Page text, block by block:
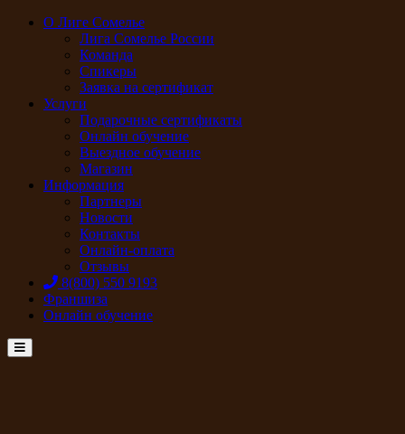
О Лиге Сомелье
Лига Сомелье России
Команда
Спикеры
Заявка на сертификат
Услуги
Подарочные сертификаты
Онлайн обучение
Выездное обучение
Магазин
Информация
Партнеры
Новости
Контакты
Онлайн-оплата
Отзывы
8(800) 550 9193
Франшиза
Онлайн обучение
Menu